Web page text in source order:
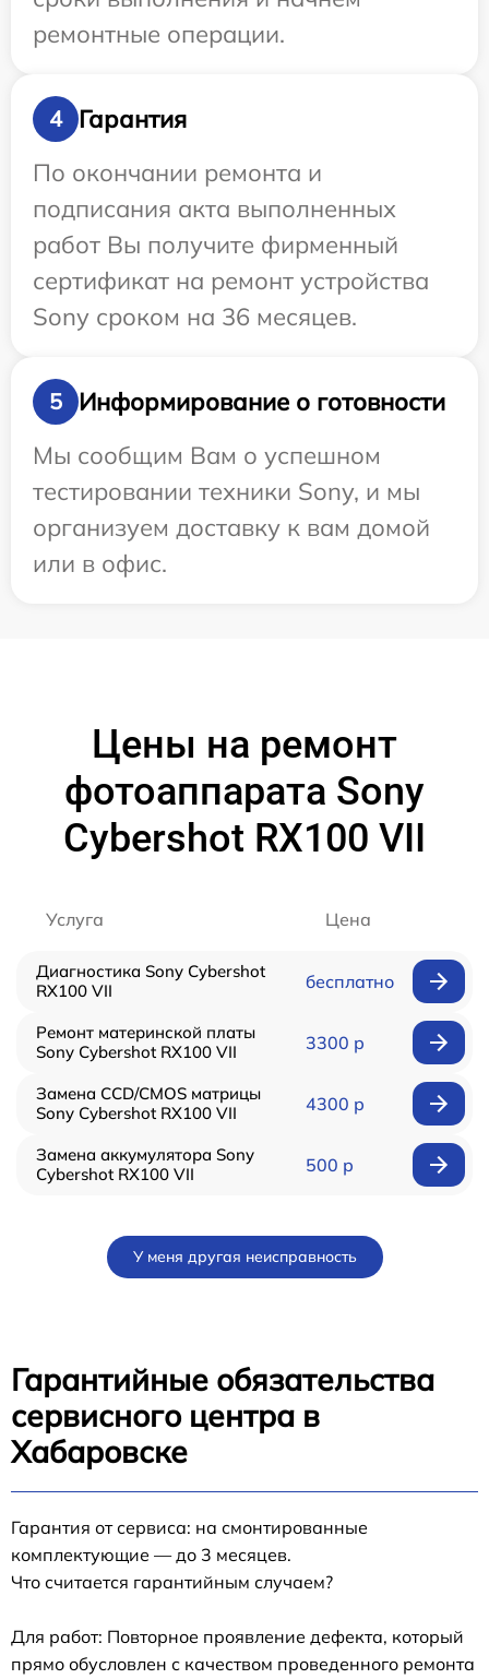
ремонтные операции.
4
Гарантия
По окончании ремонта и
подписания акта выполненных
работ Вы получите фирменный
сертификат на ремонт устройства
Sony сроком на 36 месяцев.
5
Информирование о готовности
Мы сообщим Вам о успешном
тестировании техники Sony, и мы
организуем доставку к вам домой
или в офис.
Цены на ремонт
фотоаппарата Sony
Cybershot RX100 VII
Услуга Цена
Диагностика Sony Cybershot
RX100 VII
бесплатно
Ремонт материнской платы
Sony Cybershot RX100 VII
3300 р
Замена CCD/CMOS матрицы
Sony Cybershot RX100 VII
4300 р
Замена аккумулятора Sony
Cybershot RX100 VII
500 р
У меня другая неисправность
Гарантийные обязательства
сервисного центра в
Хабаровске
Гарантия от сервиса: на смонтированные
комплектующие — до 3 месяцев.
Что считается гарантийным случаем?
Для работ: Повторное проявление дефекта, который
прямо обусловлен с качеством проведенного ремонта